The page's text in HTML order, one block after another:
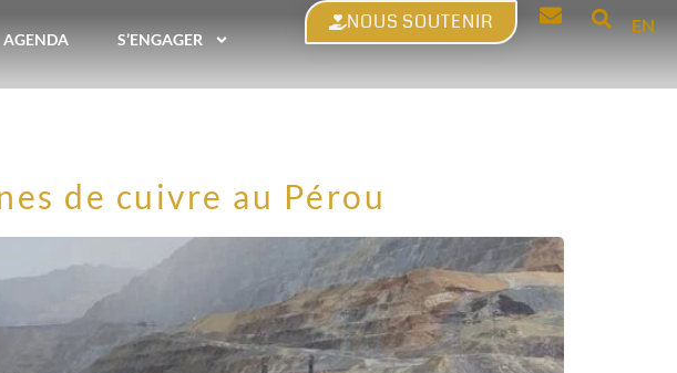
AGENDA S’ENGAGER
NOUS SOUTENIR EN
de cuivre au Pérou